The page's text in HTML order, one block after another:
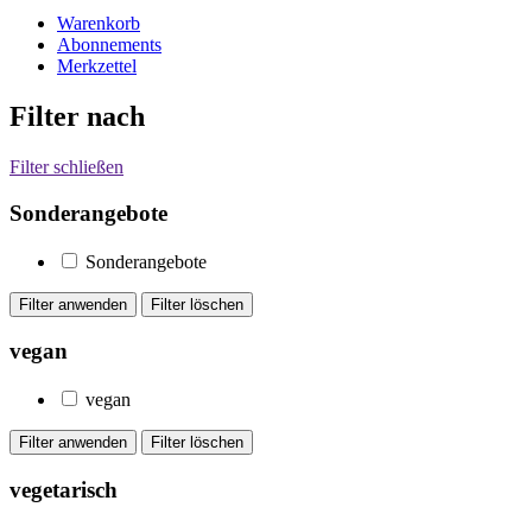
Warenkorb
Abonnements
Merkzettel
Filter nach
Filter schließen
Sonderangebote
Sonderangebote
vegan
vegan
vegetarisch